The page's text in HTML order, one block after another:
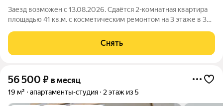
Заезд возможен с 13.08.2026. Сдаётся 2-комнатная квартира
площадью 41 кв.м. с косметическим ремонтом на 3 этаже в 33-
окна выходят на
Снять
56 500 ₽ в месяц
19 м² апартаменты-студия 2 этаж из 5